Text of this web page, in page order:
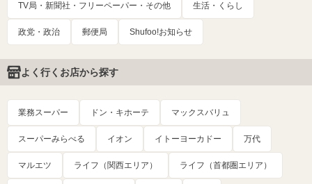
TV局・新聞社・フリーペーパー・その他 生活・くらし
政党・政治 郵便局 Shufoo!お知らせ
よく行くお店から探す
業務スーパー ドン・キホーテ マックスバリュ
スーパーみらべる イオン イトーヨーカドー 万代
マルエツ ライフ（関西エリア） ライフ（首都圏エリア）